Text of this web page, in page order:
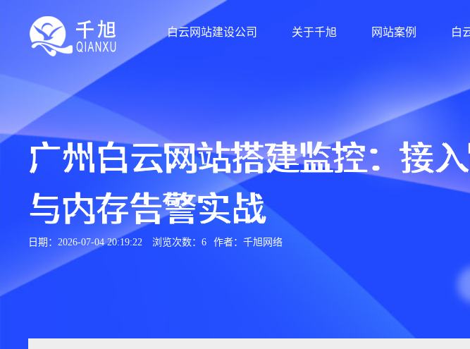
白云网站建设公司 关于千旭 网站案例 白
广州白云网站搭建监控：接
与内存告警实战
日期：2026-07-04 20:19:22 浏览次数：6 作者：千旭网络